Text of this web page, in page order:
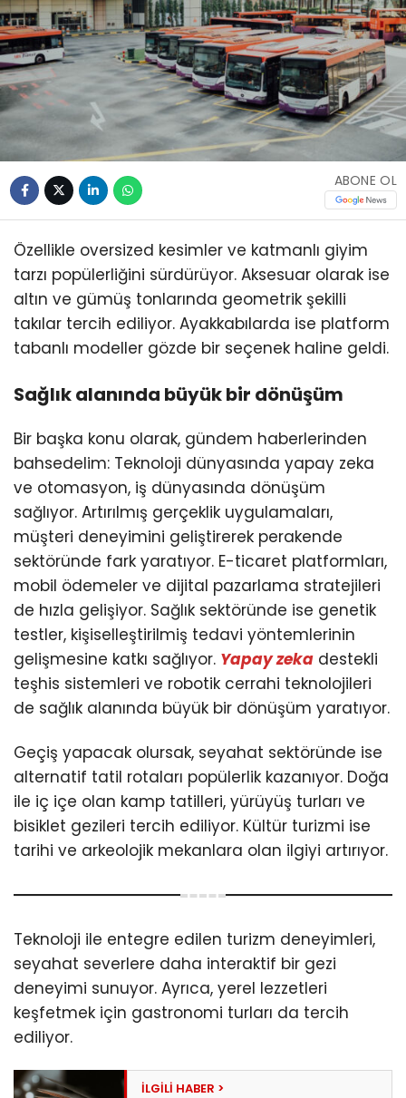
ABONE OL
Özellikle oversized kesimler ve katmanlı giyim
tarzı popülerliğini sürdürüyor. Aksesuar olarak ise
altın ve gümüş tonlarında geometrik şekilli
takılar tercih ediliyor. Ayakkabılarda ise platform
tabanlı modeller gözde bir seçenek haline geldi.
Sağlık alanında büyük bir dönüşüm
Bir başka konu olarak, gündem haberlerinden
bahsedelim: Teknoloji dünyasında yapay zeka
ve otomasyon, iş dünyasında dönüşüm
sağlıyor. Artırılmış gerçeklik uygulamaları,
müşteri deneyimini geliştirerek perakende
sektöründe fark yaratıyor. E-ticaret platformları,
mobil ödemeler ve dijital pazarlama stratejileri
de hızla gelişiyor. Sağlık sektöründe ise genetik
testler, kişiselleştirilmiş tedavi yöntemlerinin
gelişmesine katkı sağlıyor. Yapay zeka destekli
teşhis sistemleri ve robotik cerrahi teknolojileri
de sağlık alanında büyük bir dönüşüm yaratıyor.
Geçiş yapacak olursak, seyahat sektöründe ise
alternatif tatil rotaları popülerlik kazanıyor. Doğa
ile iç içe olan kamp tatilleri, yürüyüş turları ve
bisiklet gezileri tercih ediliyor. Kültür turizmi ise
tarihi ve arkeolojik mekanlara olan ilgiyi artırıyor.
Teknoloji ile entegre edilen turizm deneyimleri,
seyahat severlere daha interaktif bir gezi
deneyimi sunuyor. Ayrıca, yerel lezzetleri
keşfetmek için gastronomi turları da tercih
ediliyor.